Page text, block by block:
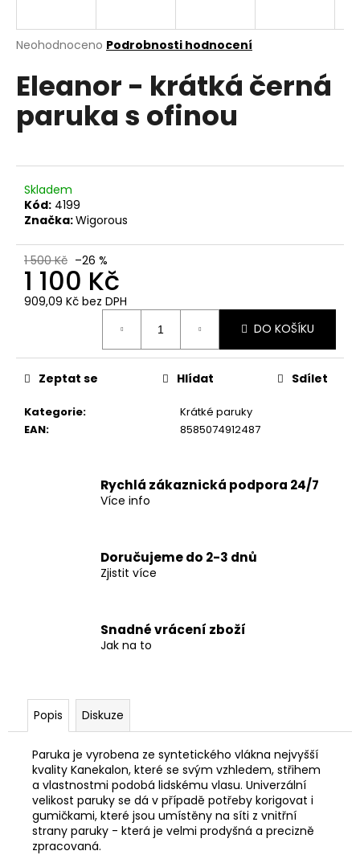
Průměrné
produktu
je
5
Neohodnoceno Podrobnosti hodnocení
Eleanor - krátká černá
paruka s ofinou
Skladem
Kód: 4199
Značka:Wigorous
1 500 Kč –26 %
1 100 Kč
909,09 Kč bez DPH
DO KOŠÍKU
Kategorie:
Krátké paruky
EAN: 8585074912487
Zeptat se Hlídat Sdílet
Rychlá zákaznická podpora 24/7
Více info
Doručujeme do 2-3 dnů
Zjistit více
Snadné vrácení zboží
Jak na to
Popis Diskuze
Paruka je vyrobena ze syntetického vlákna nejvyšší
kvality Kanekalon, které se svým vzhledem, střihem
a vlastnostmi podobá lidskému vlasu. Univerzální
velikost paruky se dá v případě potřeby korigovat i
gumičkami, které jsou umístěny na síti z vnitřní
strany paruky - která je velmi prodyšná a precizně
zpracovaná.
j
t
?
D
o
p
o
č
u
e
m